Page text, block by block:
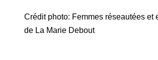
Crédit photo: Femmes réseautées et
de La Marie Debout